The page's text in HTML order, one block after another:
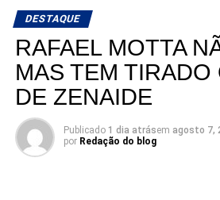
busca retornar à Assembleia
ampliando sua base de apoio e
diferentes regiões e segmentos da
sua pré-candidatura.
DESTAQUE
RAFAEL MOTTA
MAS TEM TIRADO
DE ZENAIDE
Publicado 1 dia atrásem agosto 7,
por Redação do blog